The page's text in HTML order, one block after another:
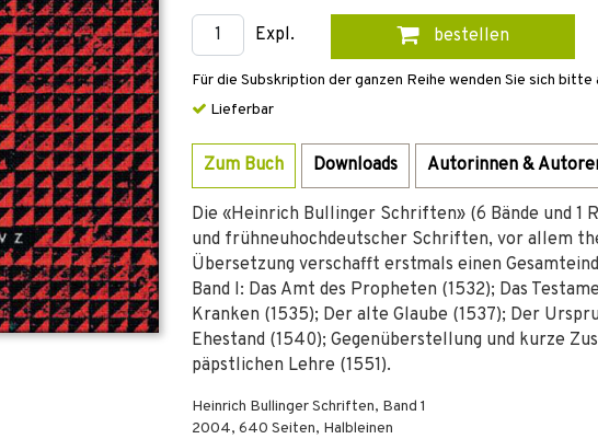
Expl. bestellen
Für die Subskription der ganzen Reihe wenden Sie sich bitte
Lieferbar
Zum Buch Downloads Autorinnen &
Die «Heinrich Bullinger Schriften» (6 Bände und
und frühneuhochdeutscher Schriften, vor allem
Übersetzung verschafft erstmals einen
Band I: Das Amt des Propheten (1532); Das
Kranken (1535); Der alte Glaube (1537); Der
Ehestand (1540); Gegenüberstellung und kurze
päpstlichen Lehre (1551).
Heinrich Bullinger Schriften, Band 1
2004, 640 Seiten, Halbleinen